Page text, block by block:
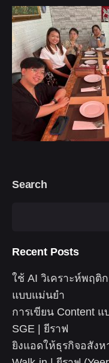
Search
Recent Posts
ใช้ AI วิเคราะห์พฤติ
แบบแม่นยำ
การเขียน Content
SGE | ยีราฟ
ยิงแอดให้ธุรกิจอสังห